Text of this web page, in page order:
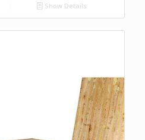
Show Details